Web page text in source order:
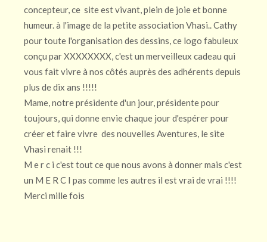
concepteur, ce site est vivant, plein de joie et bonne
humeur. à l'image de la petite association Vhasi.. Cathy
pour toute l'organisation des dessins, ce logo fabuleux
conçu par XXXXXXXX, c'est un merveilleux cadeau qui
vous fait vivre à nos côtés auprès des adhérents depuis
plus de dix ans !!!!!
Mame, notre présidente d'un jour, présidente pour
toujours, qui donne envie chaque jour d'espérer pour
créer et faire vivre des nouvelles Aventures, le site
Vhasi renait !!!
M e r c i c'est tout ce que nous avons à donner mais c'est
un M E R C I pas comme les autres il est vrai de vrai !!!!
Merci mille fois